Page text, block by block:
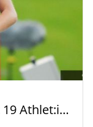
DLV nominiert EM-Kader mit 19 Athlet:innen aus Baden-Württemberg